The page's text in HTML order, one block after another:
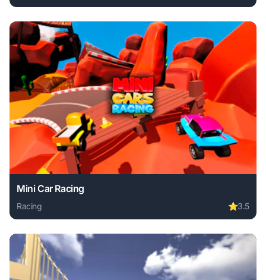
Play MR RACER - Car Racing online free. racing game,
Mini Car Racing
Racing ⭐3.5
Play Mini Car Racing online free. racing game, no